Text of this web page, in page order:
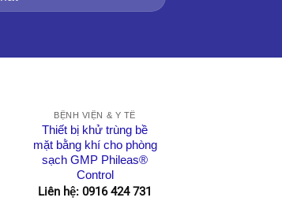
BỆNH VIỆN & Y TẾ
Thiết bị khử trùng bề
mặt bằng khí cho phòng
sạch GMP Phileas®
Control
Liên hệ: 0916 424 731